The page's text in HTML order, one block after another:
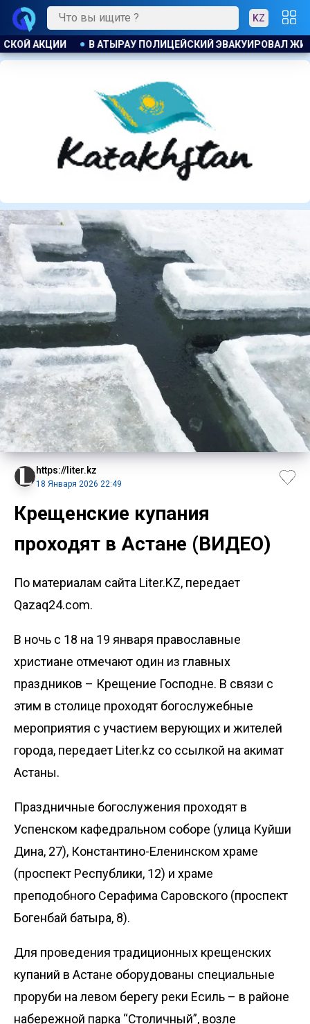
KZ
ЖИТЕЛЕЙ ДОМА ПРИ ПОЖАРЕ ПОЖАР НА
https://liter.kz
18 Января 2026 22:49
Крещенские купания
проходят в Астане (ВИДЕО)
По материалам сайта Liter.KZ, передает
Qazaq24.com.
В ночь с 18 на 19 января православные
христиане отмечают один из главных
праздников – Крещение Господне. В связи с
этим в столице проходят богослужебные
мероприятия с участием верующих и жителей
города, передает Liter.kz со ссылкой на акимат
Астаны.
Праздничные богослужения проходят в
Успенском кафедральном соборе (улица Куйши
Дина, 27), Константино-Еленинском храме
(проспект Республики, 12) и храме
преподобного Серафима Саровского (проспект
Богенбай батыра, 8).
Для проведения традиционных крещенских
купаний в Астане оборудованы специальные
проруби на левом берегу реки Есиль – в районе
набережной парка “Столичный”, возле